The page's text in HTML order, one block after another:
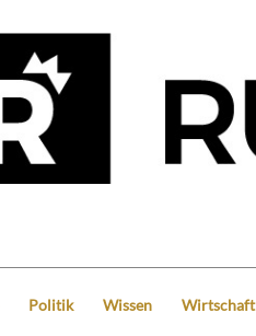
Politik Wissen Wirtschaft